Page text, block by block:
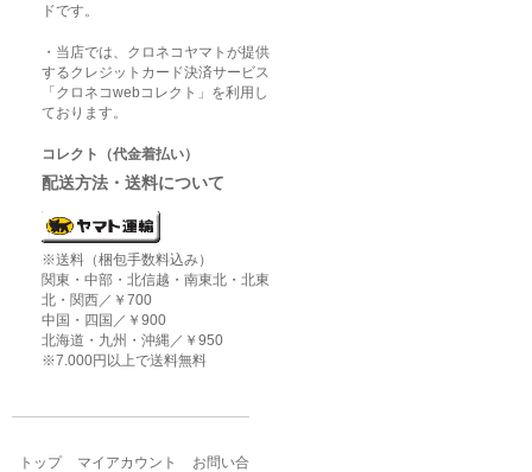
ドです。
・当店では、クロネコヤマトが提供
するクレジットカード決済サービス
「クロネコwebコレクト」を利用し
ております。
コレクト（代金着払い）
配送方法・送料について
※送料（梱包手数料込み）
関東・中部・北信越・南東北・北東
北・関西／￥700
中国・四国／￥900
北海道・九州・沖縄／￥950
※7.000円以上で送料無料
トップ マイアカウント
お問い合